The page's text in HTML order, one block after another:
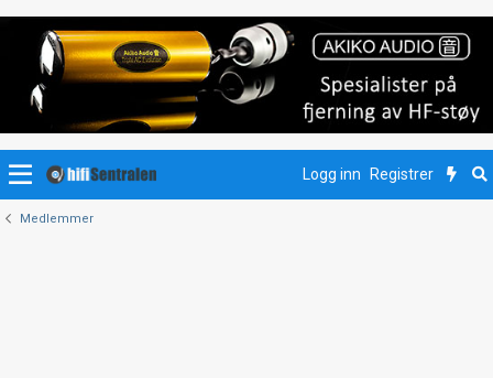
Logg inn Registrer
Medlemmer